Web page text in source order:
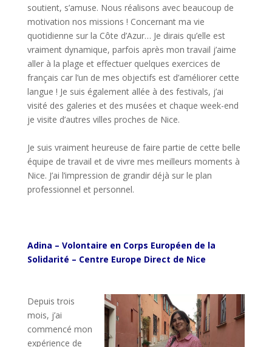
soutient, s’amuse. Nous réalisons avec beaucoup de
motivation nos missions ! Concernant ma vie
quotidienne sur la Côte d’Azur… Je dirais qu’elle est
vraiment dynamique, parfois après mon travail j’aime
aller à la plage et effectuer quelques exercices de
français car l’un de mes objectifs est d’améliorer cette
langue ! Je suis également allée à des festivals, j’ai
visité des galeries et des musées et chaque week-end
je visite d’autres villes proches de Nice.
Je suis vraiment heureuse de faire partie de cette belle
équipe de travail et de vivre mes meilleurs moments à
Nice. J’ai l’impression de grandir déjà sur le plan
professionnel et personnel.
Adina – Volontaire en Corps Européen de la
Solidarité – Centre Europe Direct de Nice
Depuis trois
mois, j’ai
commencé mon
expérience de